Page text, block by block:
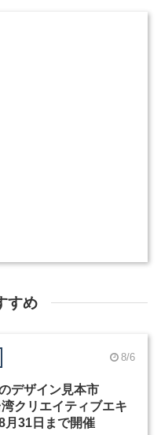
すめ
8/6
デザイン見本市
湾クリエイティブエキ
月31日まで開催